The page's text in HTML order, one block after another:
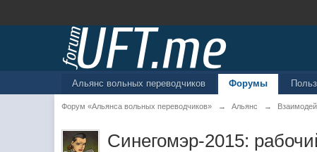
Альянс вольных переводчиков Форумы
Форум «Альянса вольных переводчиков» → Альянс →
Синегомэр-2015: